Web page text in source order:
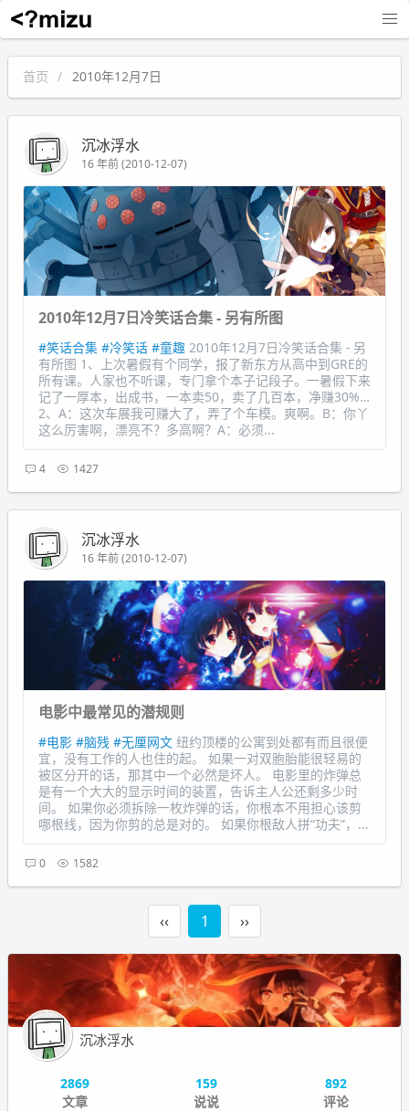
沉冰浮水
首页 2010年12月7日
沉冰浮水
16 年前 (2010-12-07)
2010年12月7日冷笑话合集 - 另有所图
#笑话合集 #冷笑话 #童趣 2010年12月7日冷笑话合集 - 另
有所图 1、上次暑假有个同学，报了新东方从高中到GRE的
所有课。人家也不听课，专门拿个本子记段子。一暑假下来
记了一厚本，出成书，一本卖50，卖了几百本，净赚30%…
2、A：这次车展我可赚大了，弄了个车模。爽啊。B：你丫
这么厉害啊，漂亮不？多高啊？A：必须...
4 1427
沉冰浮水
16 年前 (2010-12-07)
电影中最常见的潜规则
#电影 #脑残 #无厘网文 纽约顶楼的公寓到处都有而且很便
宜，没有工作的人也住的起。 如果一对双胞胎能很轻易的
被区分开的话，那其中一个必然是坏人。 电影里的炸弹总
是有一个大大的显示时间的装置，告诉主人公还剩多少时
间。 如果你必须拆除一枚炸弹的话，你根本不用担心该剪
哪根线，因为你剪的总是对的。 如果你根敌人拼“功夫”，...
0 1582
‹‹ 1 ››
沉冰浮水
2869
文章
159
说说
892
评论